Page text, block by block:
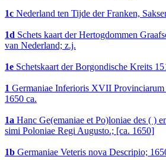
1c Nederland ten Tijde der Franken,
1d Schets kaart der Hertogdommen
van Nederland; z.j.
1e Schetskaart der Borgondische Kreits
1 Germaniae Inferioris XVII Provinciarum
1650 ca.
1a Hanc Ge(emaniae et Po)loniae des ( )
simi Poloniae Regi Augusto.; [ca. 1650]
1b Germaniae Veteris nova Descripio;